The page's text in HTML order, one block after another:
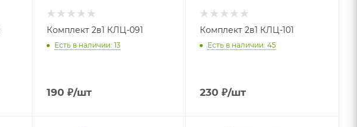
Комплект 2в1 КЛЦ-091
Есть в наличии: 13
190 ₽/шт
Комплект 2в1 КЛЦ-101
Есть в наличии: 45
230 ₽/шт